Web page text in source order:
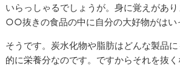
いらっしゃるでしょうが。身に覚えがあ
○○抜きの食品の中に自分の大好物がはい
そうです。炭水化物や脂肪はどんな製品
的に栄養分なのです。ですからそれを抜